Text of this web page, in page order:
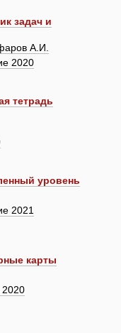
задач и
А.И.
2020
тетрадь
уровень
2021
карты
2020